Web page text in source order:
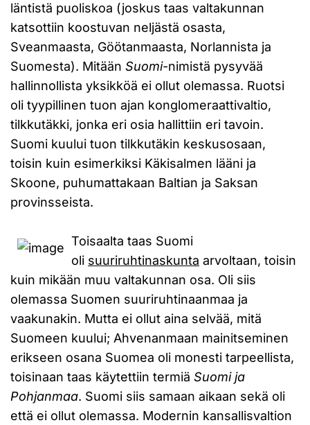
läntistä puoliskoa (joskus taas valtakunnan
katsottiin koostuvan neljästä osasta,
Sveanmaasta, Göötanmaasta, Norlannista ja
Suomesta). Mitään Suomi-nimistä pysyvää
hallinnollista yksikköä ei ollut olemassa. Ruotsi
oli tyypillinen tuon ajan konglomeraattivaltio,
tilkkutäkki, jonka eri osia hallittiin eri tavoin.
Suomi kuului tuon tilkkutäkin keskusosaan,
toisin kuin esimerkiksi Käkisalmen lääni ja
Skoone, puhumattakaan Baltian ja Saksan
provinsseista.
Toisaalta taas Suomi
oli suuriruhtinaskunta arvoltaan, toisin
kuin mikään muu valtakunnan osa. Oli siis
olemassa Suomen suuriruhtinaanmaa ja
vaakunakin. Mutta ei ollut aina selvää, mitä
Suomeen kuului; Ahvenanmaan mainitseminen
erikseen osana Suomea oli monesti tarpeellista,
toisinaan taas käytettiin termiä Suomi ja
Pohjanmaa. Suomi siis samaan aikaan sekä oli
että ei ollut olemassa. Modernin kansallisvaltion